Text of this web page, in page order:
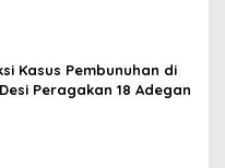
Kasus Pembunuhan di
Peragakan 18 Adegan